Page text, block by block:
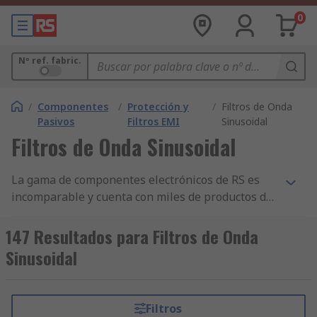
0
Nº ref. fabric.
/ Componentes
Pasivos
/ Protección y
Filtros EMI
/ Filtros de Onda
Sinusoidal
Filtros de Onda Sinusoidal
La gama de componentes electrónicos de RS es
incomparable y cuenta con miles de productos de
Condensadores, Componentes de Protección
contra Sobretensión y Filtros Sinusoidal.
Tenemos los mejores productos de Filtros
otros miles de componentes de Filtros Pasivos
147 Resultados para Filtros de Onda
Sinusoidal
Filtros